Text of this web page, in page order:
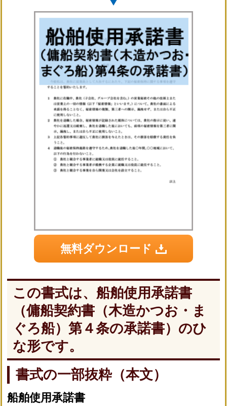
無料ダウンロード
この書式は、船舶使用承諾書
（傭船契約書（木造かつお・ま
ぐろ船）第４条の承諾書）のひ
な形です。
書式の一部抜粋（本文）
船舶使用承諾書